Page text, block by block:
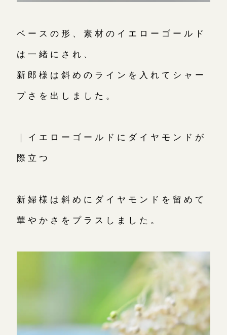
ベースの形、素材のイエローゴールド
は一緒にされ、
新郎様は斜めのラインを入れてシャー
プさを出しました。
｜イエローゴールドにダイヤモンドが
際立つ
新婦様は斜めにダイヤモンドを留めて
華やかさをプラスしました。